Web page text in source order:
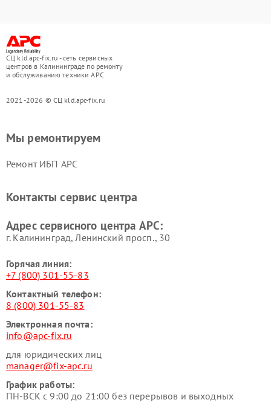
СЦ kld.apc-fix.ru - сеть сервисных
центров в Калининграде по ремонту
и обслуживанию техники APC
2021-2026 © СЦ kld.apc-fix.ru
Мы ремонтируем
Ремонт ИБП APC
Контакты сервис центра
Адрес сервисного центра APC:
г. Калининград, Ленинский просп., 30
Горячая линия:
+7 (800) 301-55-83
Контактный телефон:
8 (800) 301-55-83
Электронная почта:
info@apc-fix.ru
для юридических лиц
manager@fix-apc.ru
График работы:
ПН-ВСК с 9:00 до 21:00 без перерывов и выходных